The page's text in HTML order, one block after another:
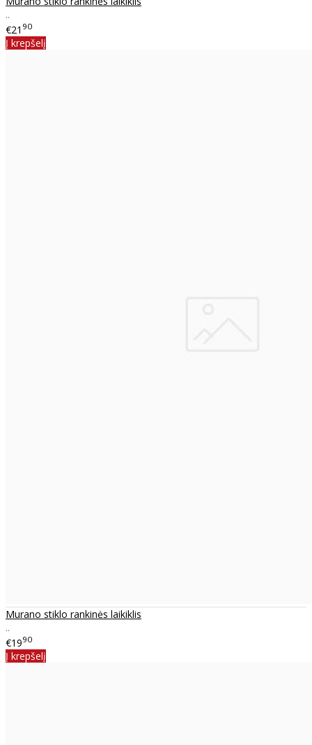
..
€21 90
Į krepšelį
Murano stiklo rankinės laikiklis
..
€1990
Į krepšelį